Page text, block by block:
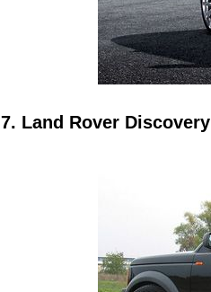
7. Land Rover Discovery